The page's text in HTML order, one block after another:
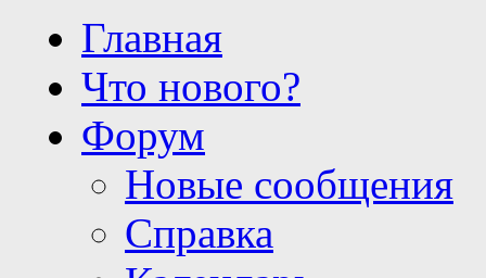
Главная
Что нового?
Форум
Новые сообщения
Справка